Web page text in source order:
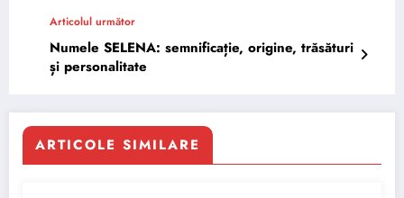
Articolul următor
Numele SELENA: semnificație, origine, trăsături
și personalitate
ARTICOLE SIMILARE